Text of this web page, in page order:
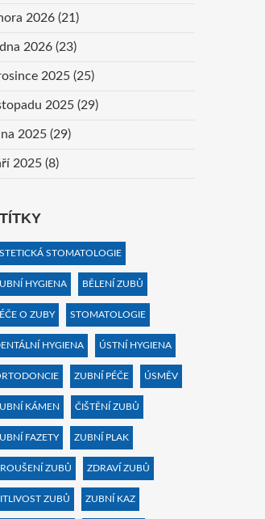
2026 (21)
2026 (23)
2025 (25)
2025 (29)
2025 (29)
2025 (8)
STOMATOLOGIE
HYGIENA BĚLENÍ ZUBŮ
O ZUBY STOMATOLOGIE
HYGIENA ÚSTNÍ HYGIENA
ZUBNÍ PÉČE ÚSMĚV
KÁMEN ČIŠTĚNÍ ZUBŮ
FAZETY ZUBNÍ PLAK
ZUBŮ ZDRAVÍ ZUBŮ
ZUBŮ ZUBNÍ KAZ